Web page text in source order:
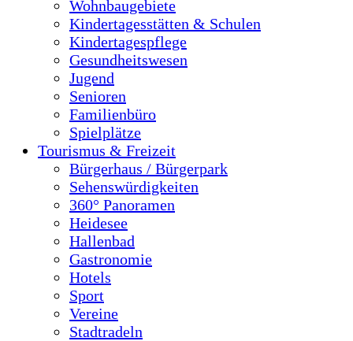
Wohnbaugebiete
Kindertagesstätten & Schulen
Kindertagespflege
Gesundheitswesen
Jugend
Senioren
Familienbüro
Spielplätze
Tourismus & Freizeit
Bürgerhaus / Bürgerpark
Sehenswürdigkeiten
360° Panoramen
Heidesee
Hallenbad
Gastronomie
Hotels
Sport
Vereine
Stadtradeln